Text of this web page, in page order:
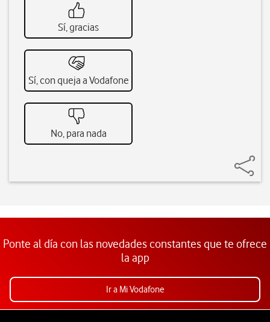
Sí, gracias
Sí, con queja a Vodafone
No, para nada
Ponte al día con las novedades constantes que te ofrece
la app
Ir a Mi Vodafone